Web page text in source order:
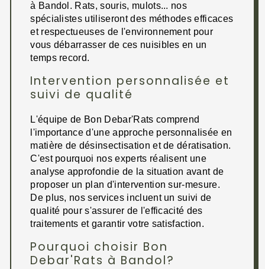
à Bandol. Rats, souris, mulots... nos
spécialistes utiliseront des méthodes efficaces
et respectueuses de l'environnement pour
vous débarrasser de ces nuisibles en un
temps record.
Intervention personnalisée et
suivi de qualité
L'équipe de Bon Debar'Rats comprend
l'importance d'une approche personnalisée en
matière de désinsectisation et de dératisation.
C'est pourquoi nos experts réalisent une
analyse approfondie de la situation avant de
proposer un plan d'intervention sur-mesure.
De plus, nos services incluent un suivi de
qualité pour s'assurer de l'efficacité des
traitements et garantir votre satisfaction.
Pourquoi choisir Bon
Debar'Rats à Bandol?